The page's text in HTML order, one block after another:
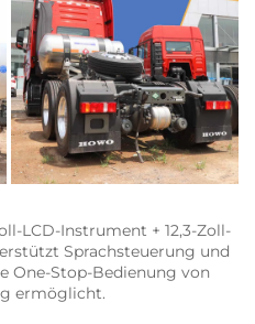
LCD-Instrument + 12,3-Zoll-
Sprachsteuerung und
One-Stop-Bedienung von
ermöglicht.